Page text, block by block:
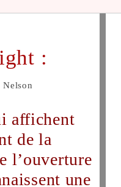
:
Nelson
de la
l’ouverture
une